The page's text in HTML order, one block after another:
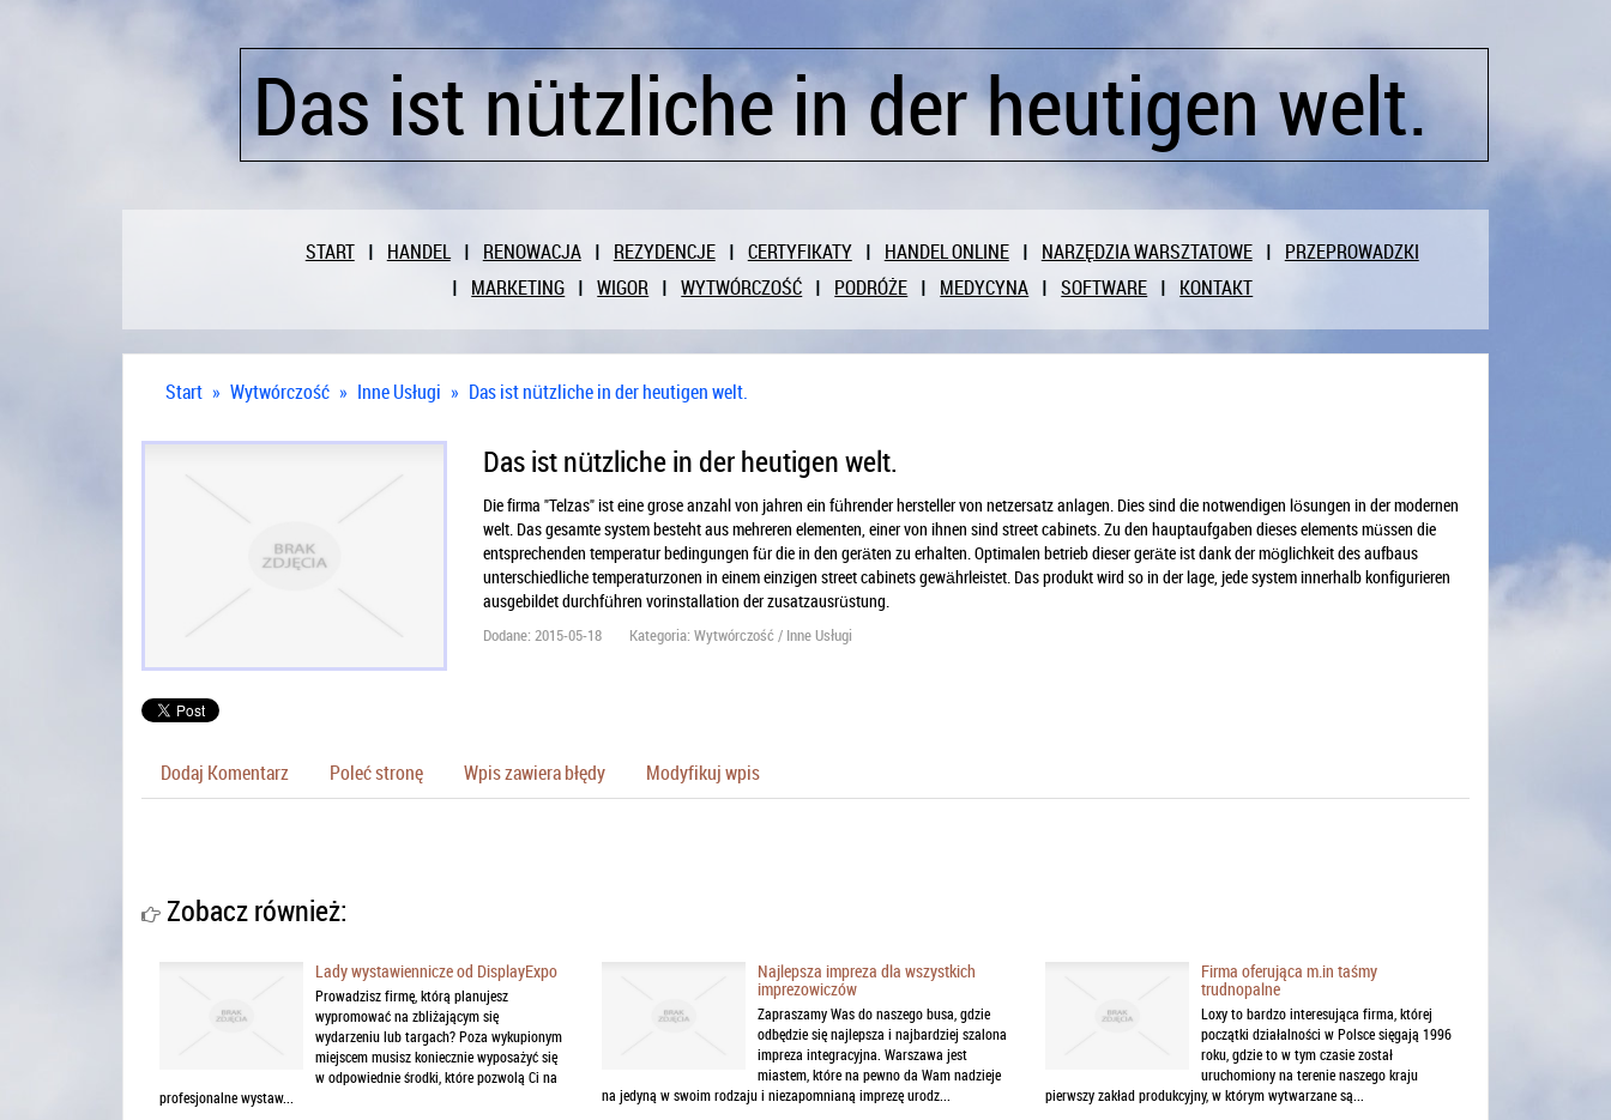
Das ist nützliche in der heutigen welt.
START HANDEL RENOWACJA REZYDENCJE CERTYFIKATY HANDEL ONLINE NARZĘDZIA WARSZTATOWE
PRZEPROWADZKI
MARKETING
WIGOR WYTWÓRCZOŚĆ PODRÓŻE MEDYCYNA SOFTWARE KONTAKT
Start » Wytwórczość » Inne Usługi » Das ist nützliche in der heutigen welt.
Das ist nützliche in der heutigen welt.
Die firma "Telzas" ist eine grose anzahl von jahren ein führender hersteller von netzersatz anlagen. Dies sind die notwendigen lösungen in der modernen
welt. Das gesamte system besteht aus mehreren elementen, einer von ihnen sind street cabinets. Zu den hauptaufgaben dieses elements müssen die
entsprechenden temperatur bedingungen für die in den geräten zu erhalten. Optimalen betrieb dieser geräte ist dank der möglichkeit des aufbaus
unterschiedliche temperaturzonen in einem einzigen street cabinets gewährleistet. Das produkt wird so in der lage, jede system innerhalb konfigurieren
ausgebildet durchführen vorinstallation der zusatzausrüstung.
Dodane: 2015-05-18 Kategoria: Wytwórczość / Inne Usługi
Dodaj Komentarz Poleć stronę Wpis zawiera błędy Modyfikuj wpis
Zobacz również:
Lady wystawiennicze od DisplayExpo
Prowadzisz firmę, którą planujesz
wypromować na zbliżającym się
wydarzeniu lub targach? Poza wykupionym
miejscem musisz koniecznie wyposażyć się
w odpowiednie środki, które pozwolą Ci na
profesjonalne wystaw...
Najlepsza impreza dla wszystkich
imprezowiczów
Zapraszamy Was do naszego busa, gdzie
odbędzie się najlepsza i najbardziej szalona
impreza integracyjna. Warszawa jest
miastem, które na pewno da Wam nadzieje
na jedyną w swoim rodzaju i niezapomnianą imprezę urodz...
Firma oferująca m.in taśmy
trudnopalne
Loxy to bardzo interesująca firma, której
początki działalności w Polsce sięgają 1996
roku, gdzie to w tym czasie został
uruchomiony na terenie naszego kraju
pierwszy zakład produkcyjny, w którym wytwarzane są...